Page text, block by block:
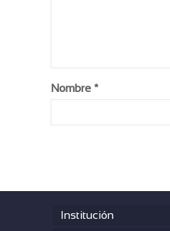
Nombre *
Institución